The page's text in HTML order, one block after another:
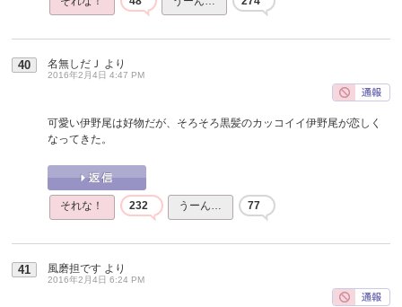
40 名無しだＪ より
2016年2月4日 4:47 PM
可愛い伊野尾は好物だが、そろそろ黒髪のカッコイイ伊野尾が恋しく
なってきた。
それな！ 232 うーん… 77
41 風磨担です より
2016年2月4日 6:24 PM